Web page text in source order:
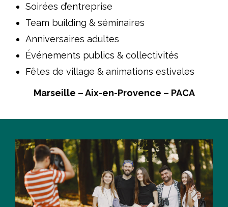
Soirées d’entreprise
Team building & séminaires
Anniversaires adultes
Événements publics & collectivités
Fêtes de village & animations estivales
Marseille – Aix-en-Provence – PACA